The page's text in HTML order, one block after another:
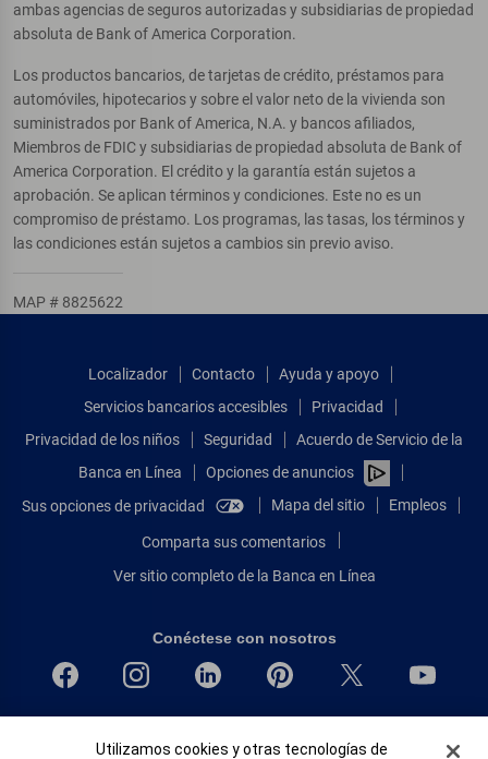
ambas agencias de seguros autorizadas y subsidiarias de propiedad
absoluta de Bank of America Corporation.
Los productos bancarios, de tarjetas de crédito, préstamos para
automóviles, hipotecarios y sobre el valor neto de la vivienda son
suministrados por Bank of America, N.A. y bancos afiliados,
Miembros de FDIC y subsidiarias de propiedad absoluta de Bank of
America Corporation. El crédito y la garantía están sujetos a
aprobación. Se aplican términos y condiciones. Este no es un
compromiso de préstamo. Los programas, las tasas, los términos y
las condiciones están sujetos a cambios sin previo aviso.
MAP # 8825622
Localizador Contacto
Ayuda y apoyo
Servicios bancarios accesibles
Privacidad
Privacidad de los niños
Seguridad
Acuerdo de Servicio de la
Banca en Línea
Opciones de anuncios
Sus opciones de privacidad
Mapa del sitio Empleos
Comparta sus comentarios
Ver sitio completo de la Banca en Línea
Conéctese con nosotros
Igualdad de oportunidades en préstamos para viviendas
Banner de Cookies
Utilizamos cookies y otras tecnologías de